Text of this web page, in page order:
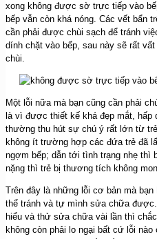
xong không được sờ trực tiếp vào
bếp vẫn còn khá nóng. Các vết bẩn
cần phải được chùi sạch để tránh
dính chặt vào bếp, sau này sẽ rất
chùi.
Một lỗi nữa mà bạn cũng cần phải
là vì được thiết kế khá đẹp mắt, hấp
thường thu hút sự chú ý rất lớn từ
không ít trường hợp các đứa trẻ đã
ngợm bếp; dẫn tới tình trạng nhẹ thì
nặng thì trẻ bị thương tích không
Trên đây là những lỗi cơ bản mà bạn
thể tránh và tự mình sửa chữa
hiểu và thử sửa chữa vài lần thì
không còn phải lo ngại bất cứ lỗi nào